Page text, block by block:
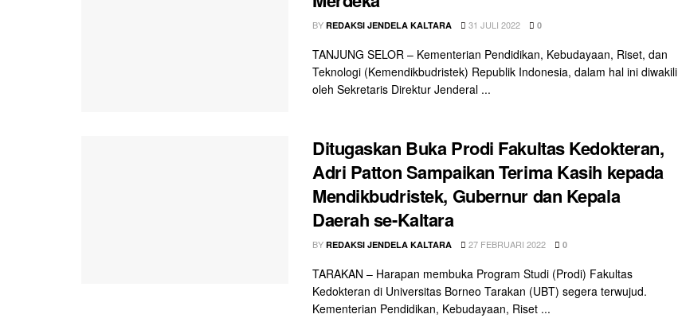
BY REDAKSI JENDELA KALTARA 31 JULI 2022 0
TANJUNG SELOR – Kementerian Pendidikan, Kebudayaan, Riset, dan
Teknologi (Kemendikbudristek) Republik Indonesia, dalam hal ini diwakili
oleh Sekretaris Direktur Jenderal ...
Ditugaskan Buka Prodi Fakultas Kedokteran,
Adri Patton Sampaikan Terima Kasih kepada
Mendikbudristek, Gubernur dan Kepala
Daerah se-Kaltara
BY REDAKSI JENDELA KALTARA 27 FEBRUARI 2022 0
TARAKAN – Harapan membuka Program Studi (Prodi) Fakultas
Kedokteran di Universitas Borneo Tarakan (UBT) segera terwujud.
Kementerian Pendidikan, Kebudayaan, Riset ...